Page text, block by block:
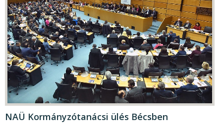
NAÜ Kormányzótanácsi ülés Bécsben